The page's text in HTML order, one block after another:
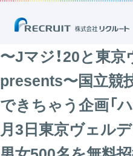
〜Jマジ！20と東京
presents〜国立競
できちゃう企画「
月3日東京ヴェル